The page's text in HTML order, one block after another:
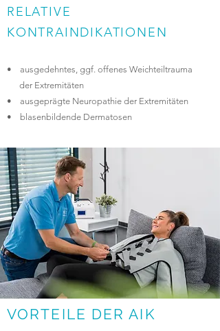
RELATIVE
KONTRAINDIKATIONEN
• ausgedehntes, ggf. offenes Weichteiltrauma
der Extremitäten
• ausgeprägte Neuropathie der Extremitäten
• blasenbildende Dermatosen
VORTEILE DER AIK